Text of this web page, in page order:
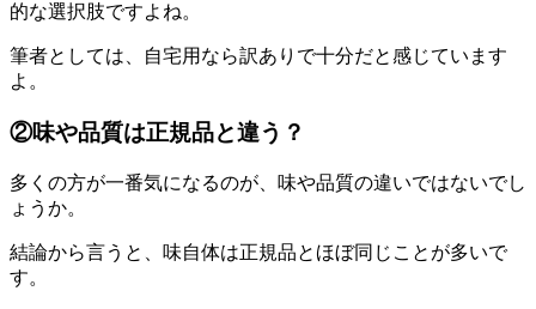
的な選択肢ですよね。
筆者としては、自宅用なら訳ありで十分だと感じています
よ。
②味や品質は正規品と違う？
多くの方が一番気になるのが、味や品質の違いではないでし
ょうか。
結論から言うと、味自体は正規品とほぼ同じことが多いで
す。